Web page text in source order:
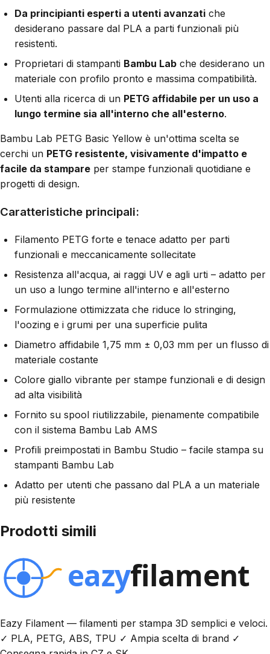
Da principianti esperti a utenti avanzati che
desiderano passare dal PLA a parti funzionali più
resistenti.
Proprietari di stampanti Bambu Lab che desiderano un
materiale con profilo pronto e massima compatibilità.
Utenti alla ricerca di un PETG affidabile per un uso a
lungo termine sia all'interno che all'esterno.
Bambu Lab PETG Basic Yellow è un'ottima scelta se
cerchi un PETG resistente, visivamente d'impatto e
facile da stampare per stampe funzionali quotidiane e
progetti di design.
Caratteristiche principali:
Filamento PETG forte e tenace adatto per parti
funzionali e meccanicamente sollecitate
Resistenza all'acqua, ai raggi UV e agli urti – adatto per
un uso a lungo termine all'interno e all'esterno
Formulazione ottimizzata che riduce lo stringing,
l'oozing e i grumi per una superficie pulita
Diametro affidabile 1,75 mm ± 0,03 mm per un flusso di
materiale costante
Colore giallo vibrante per stampe funzionali e di design
ad alta visibilità
Fornito su spool riutilizzabile, pienamente compatibile
con il sistema Bambu Lab AMS
Profili preimpostati in Bambu Studio – facile stampa su
stampanti Bambu Lab
Adatto per utenti che passano dal PLA a un materiale
più resistente
Prodotti simili
Eazy Filament — filamenti per stampa 3D semplici e veloci.
✓ PLA, PETG, ABS, TPU ✓ Ampia scelta di brand ✓